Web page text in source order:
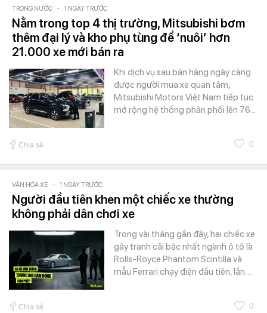
TRONG NƯỚC - 1 NGÀY TRƯỚC
Nằm trong top 4 thị trường, Mitsubishi bơm
thêm đại lý và kho phụ tùng để ‘nuôi’ hơn
21.000 xe mới bán ra
Khi dịch vụ sau bán hàng ngày càng
được người mua xe quan tâm,
Mitsubishi Motors Việt Nam tiếp tục
mở rộng hệ thống phân phối lên 76…
Chia sẻ 0
VĂN HÓA XE - 1 NGÀY TRƯỚC
Người đầu tiên khen một chiếc xe thường
không phải dân chơi xe
Trong vài tháng gần đây, hai chiếc xe
gây tranh cãi bậc nhất ngành ô tô là
Rolls-Royce Phantom Scintilla và
mẫu Ferrari chạy điện đầu tiên, lần…
Chia sẻ 0